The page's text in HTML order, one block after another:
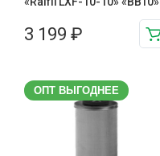
3 199 ₽
ОПТ ВЫГОДНЕЕ